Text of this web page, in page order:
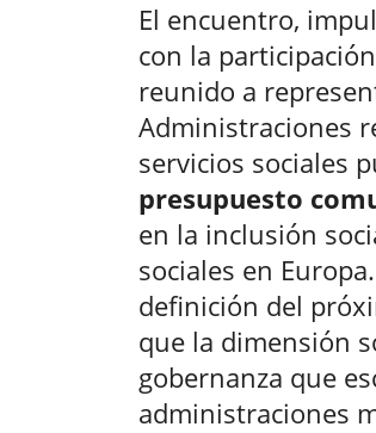
El encuentro,
con la
reunido a
Administraciones
servicios sociales
presupuesto
en la inclusión
sociales en
definición del
que la dimensión
gobernanza que
administraciones